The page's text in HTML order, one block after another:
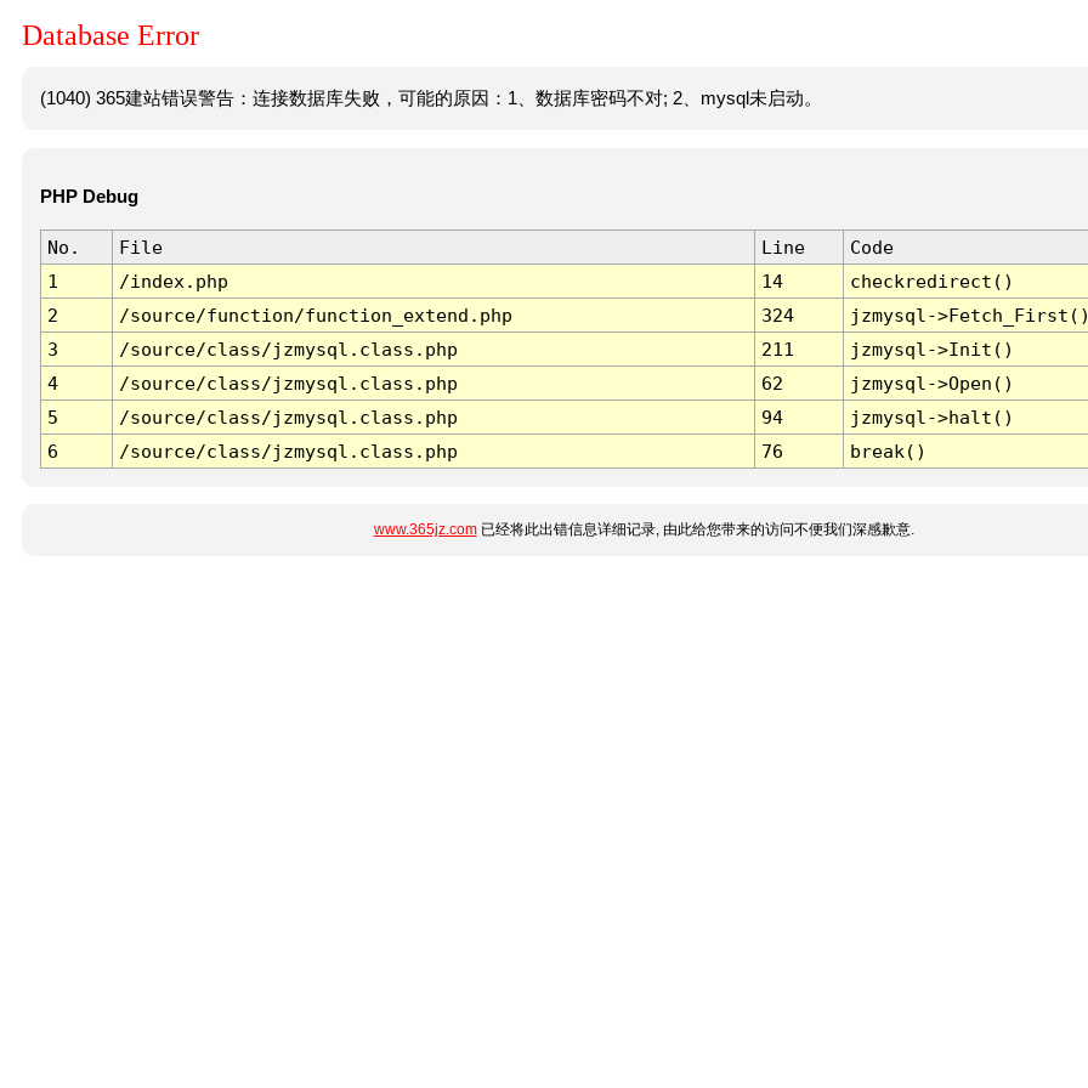
Database Error
(1040) 365建站错误警告：连接数据库失败，可能的原因：1、数据库密码不对; 2、mysql未启动。
PHP Debug
No. File Line
Code
1
/index.php 14
checkredirect()
2
/source/function/function_extend.php 324
jzmysql-
3
/source/class/jzmysql.class.php 211
jzmysql->Init()
4
/source/class/jzmysql.class.php 62
jzmysql->Open()
5
/source/class/jzmysql.class.php 94
jzmysql->halt()
6
/source/class/jzmysql.class.php 76 break()
www.365jz.com已经将此出错信息详细记录, 由此给您带来的访问不便我们深感歉意.